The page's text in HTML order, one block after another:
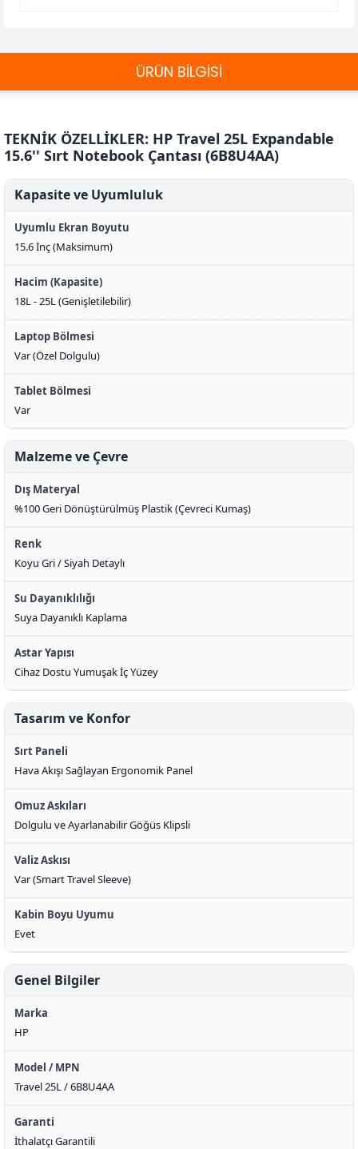
ÜRÜN BİLGİSİ
TEKNİK ÖZELLİKLER: HP Travel 25L Expandable
15.6'' Sırt Notebook Çantası (6B8U4AA)
Kapasite ve Uyumluluk
Uyumlu Ekran Boyutu
15.6 İnç (Maksimum)
Hacim (Kapasite)
18L - 25L (Genişletilebilir)
Laptop Bölmesi
Var (Özel Dolgulu)
Tablet Bölmesi
Var
Malzeme ve Çevre
Dış Materyal
%100 Geri Dönüştürülmüş Plastik (Çevreci Kumaş)
Renk
Koyu Gri / Siyah Detaylı
Su Dayanıklılığı
Suya Dayanıklı Kaplama
Astar Yapısı
Cihaz Dostu Yumuşak İç Yüzey
Tasarım ve Konfor
Sırt Paneli
Hava Akışı Sağlayan Ergonomik Panel
Omuz Askıları
Dolgulu ve Ayarlanabilir Göğüs Klipsli
Valiz Askısı
Var (Smart Travel Sleeve)
Kabin Boyu Uyumu
Evet
Genel Bilgiler
Marka
HP
Model / MPN
Travel 25L / 6B8U4AA
Garanti
İthalatçı Garantili